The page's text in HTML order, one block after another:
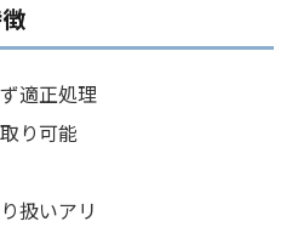
適正処理
り可能
扱いアリ